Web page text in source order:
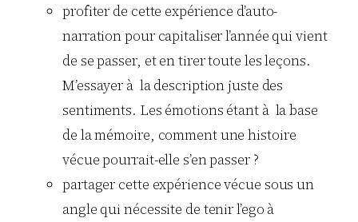
profiter de cette expérience d’auto-
narration pour capitaliser l’année qui vient
de se passer, et en tirer toute les leçons.
M’essayer à la description juste des
sentiments. Les émotions étant à la base
de la mémoire, comment une histoire
vécue pourrait-elle s’en passer ?
partager cette expérience vécue sous un
angle qui nécessite de tenir l’ego à